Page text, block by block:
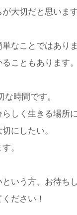
大切だと思います
なことではありま
こともあります。
時間です。
しく生きる場所
にしたい。
。
いう方、お待ち
ださい！